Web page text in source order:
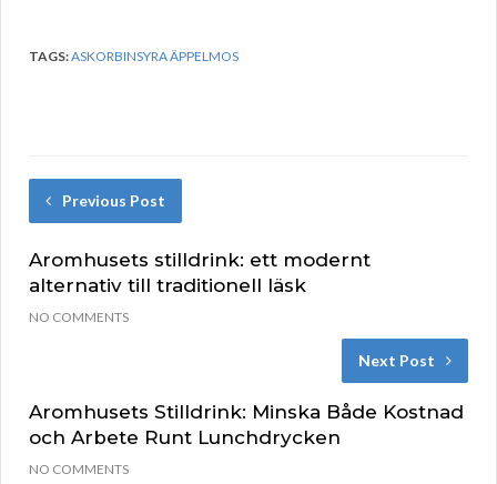
TAGS:ASKORBINSYRA ÄPPELMOS
Previous Post
Aromhusets stilldrink: ett modernt
alternativ till traditionell läsk
NO COMMENTS
Next Post
Aromhusets Stilldrink: Minska Både Kostnad
och Arbete Runt Lunchdrycken
NO COMMENTS